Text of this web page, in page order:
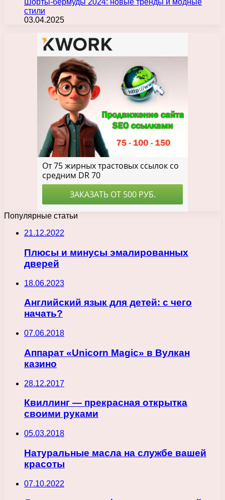
Шорты-бермуды 2024: новые тренды и модные
стили
03.04.2025
Популярные статьи
21.12.2022
Плюсы и минусы эмалированных
дверей
18.06.2023
Английский язык для детей: с чего
начать?
07.06.2018
Аппарат «Unicorn Magic» в Вулкан
казино
28.12.2017
Квиллинг — прекрасная открытка
своими руками
05.03.2018
Натуральные масла на службе вашей
красоты
07.10.2022